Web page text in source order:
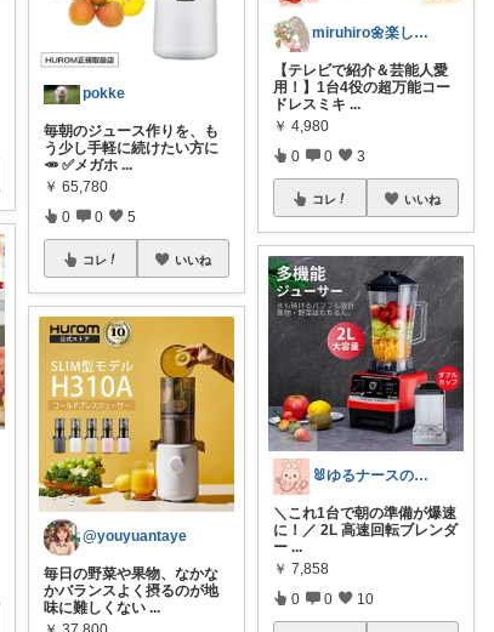
pokke
毎朝のジュース作りを、も
う少し手軽に続けたい方に
🥕 ✅メガホ ...
￥ 65,780
0 0 5
コレ いいね
@youyuantaye
毎日の野菜や果物、なかな
かバランスよく摂るのが地
味に難しくない ...
miruhiro🌼楽しく暮らそう
​【テレビで紹介＆芸能人愛
用！】1台4役の超万能コー
ドレスミキ ...
￥ 4,980
0 0 3
コレ いいね
🐰ゆるナースの愛用品ROOM🐰
＼これ1台で朝の準備が爆速
に！／ 2L 高速回転ブレンダ
ー...
￥ 7,858
0 0 10